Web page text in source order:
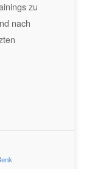
zu
nach